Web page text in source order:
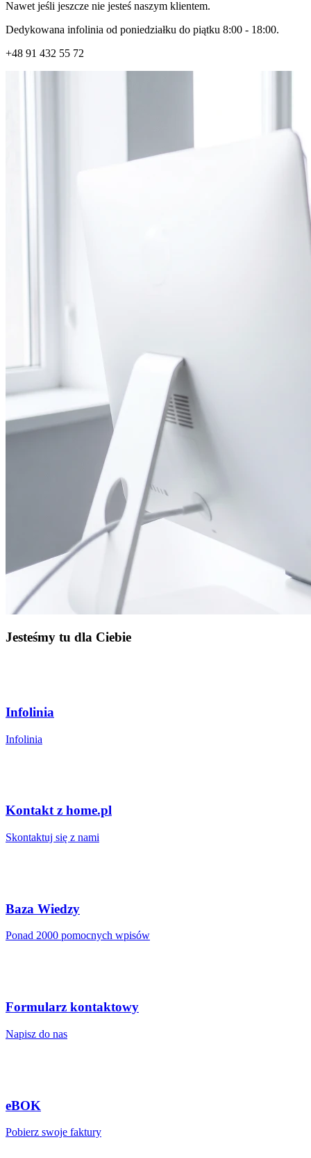
Nawet jeśli jeszcze nie jesteś naszym klientem.
Dedykowana infolinia od poniedziałku do piątku 8:00 - 18:00.
+48 91 432 55 72
Jesteśmy tu dla Ciebie
Infolinia
Infolinia
Kontakt z home.pl
Skontaktuj się z nami
Baza Wiedzy
Ponad 2000 pomocnych wpisów
Formularz kontaktowy
Napisz do nas
eBOK
Pobierz swoje faktury